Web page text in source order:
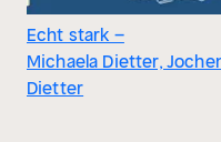
Echt stark –
Michaela Dietter,
Dietter